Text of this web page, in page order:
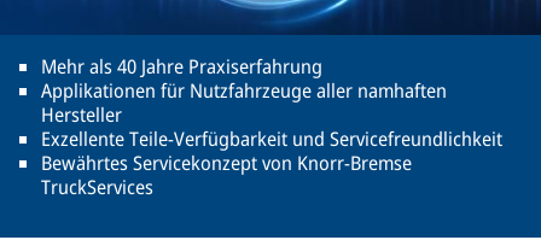
Mehr als 40 Jahre Praxiserfahrung
Applikationen für Nutzfahrzeuge aller namhaften
Hersteller
Exzellente Teile-Verfügbarkeit und Servicefreundlichkeit
Bewährtes Servicekonzept von Knorr-Bremse
TruckServices